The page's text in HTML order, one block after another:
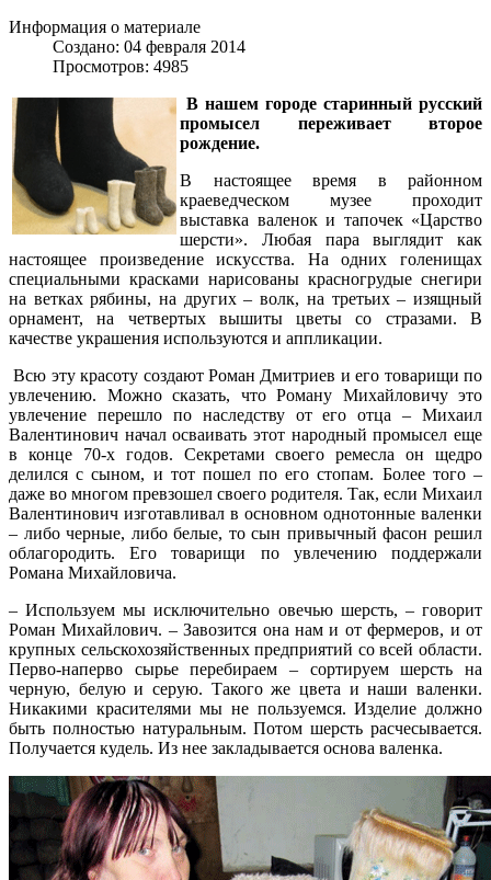
Информация о материале
Создано: 04 февраля 2014
Просмотров: 4985
В нашем городе старинный русский
промысел переживает второе
рождение.
В настоящее время в районном
краеведческом музее проходит
выставка валенок и тапочек «Царство
шерсти». Любая пара выглядит как
настоящее произведение искусства. На одних голенищах
специальными красками нарисованы красногрудые снегири
на ветках рябины, на других – волк, на третьих – изящный
орнамент, на четвертых вышиты цветы со стразами. В
качестве украшения используются и аппликации.
Всю эту красоту создают Роман Дмитриев и его товарищи по
увлечению. Можно сказать, что Роману Михайловичу это
увлечение перешло по наследству от его отца – Михаил
Валентинович начал осваивать этот народный промысел еще
в конце 70-х годов. Секретами своего ремесла он щедро
делился с сыном, и тот пошел по его стопам. Более того –
даже во многом превзошел своего родителя. Так, если Михаил
Валентинович изготавливал в основном однотонные валенки
– либо черные, либо белые, то сын привычный фасон решил
облагородить. Его товарищи по увлечению поддержали
Романа Михайловича.
– Используем мы исключительно овечью шерсть, – говорит
Роман Михайлович. – Завозится она нам и от фермеров, и от
крупных сельскохозяйственных предприятий со всей области.
Перво-наперво сырье перебираем – сортируем шерсть на
черную, белую и серую. Такого же цвета и наши валенки.
Никакими красителями мы не пользуемся. Изделие должно
быть полностью натуральным. Потом шерсть расчесывается.
Получается кудель. Из нее закладывается основа валенка.